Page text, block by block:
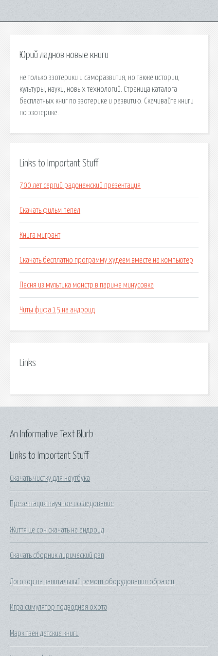
Юрий ладнов новые книги
не только эзотерики и саморазвития, но также истории,
культуры, науки, новых технологий. Страница каталога
бесплатных книг по эзотерике и развитию. Скачивайте книги
по эзотерике.
Links to Important Stuff
700 лет сергий радонежский презентация
Скачать фильм пепел
Книга мигрант
Скачать бесплатно программу худеем вместе на компьютер
Песня из мультика монстр в париже минусовка
Читы фифа 15 на андроид
Links
Links to Important Stuff
Скачать чистку для ноутбука
Презентация научное исследование
Життя це сон скачать на андроид
Скачать сборник лирический рэп
Договор на капитальный ремонт оборудования образец
Игра симулятор подводная охота
Марк твен детские книги
An Informative Text Blurb